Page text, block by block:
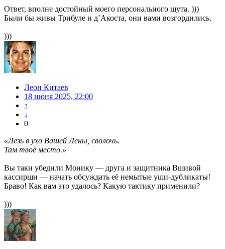
Ответ, вполне достойный моего персонального шута. )))
Были бы живы Трибуле и д’Акоста, они вами возгордились.
)))
Леон Китаев
18 июня 2025, 22:00
↑
↓
0
«Лезь в ухо Вашей Лены, сволочь.
Там твоё место.»
Вы таки убедили Монику — друга и защитника Вшивой
кассирши — начать обсуждать её немытые уши-дубликаты!
Браво! Как вам это удалось? Какую тактику применили?
)))